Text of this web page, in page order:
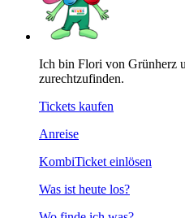
Ich bin Flori von Grünherz
zurechtzufinden.
Tickets kaufen
Anreise
KombiTicket einlösen
Was ist heute los?